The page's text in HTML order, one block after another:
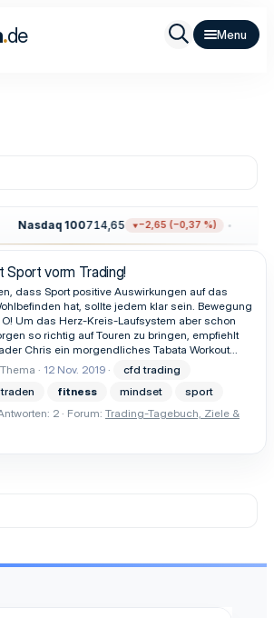
.de
Nasdaq 100714,65 −2,65 (−0,37 %)
Sport vorm Trading!
dass Sport positive Auswirkungen auf das
hat, sollte jedem klar sein. Bewegung
Um das Herz-Kreis-Laufsystem aber schon
so richtig auf Touren zu bringen, empfiehlt
Chris ein morgendliches Tabata Workout...
Thema 12 Nov. 2019
cfd trading
fitness mindset
sport
2 Forum: Trading-Tagebuch, Ziele &